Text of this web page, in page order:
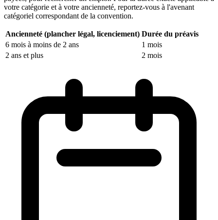
votre catégorie et à votre ancienneté, reportez-vous à l'avenant
catégoriel correspondant de la convention.
Ancienneté (plancher légal, licenciement) Durée du préavis
6 mois à moins de 2 ans
1 mois
2 ans et plus
2 mois